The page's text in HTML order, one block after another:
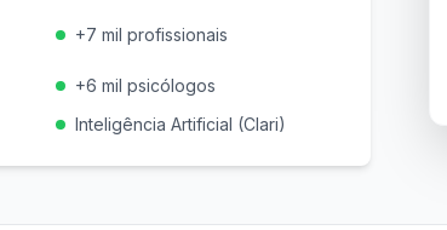
+7 mil profissionais
+6 mil psicólogos
Inteligência Artificial (Clari)